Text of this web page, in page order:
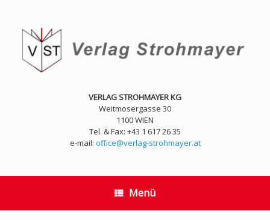
springen
VERLAG STROHMAYER KG
Weitmosergasse 30
1100 WIEN
Tel. & Fax: +43 1 617 26 35
e-mail: office@verlag-strohmayer.at
Menü